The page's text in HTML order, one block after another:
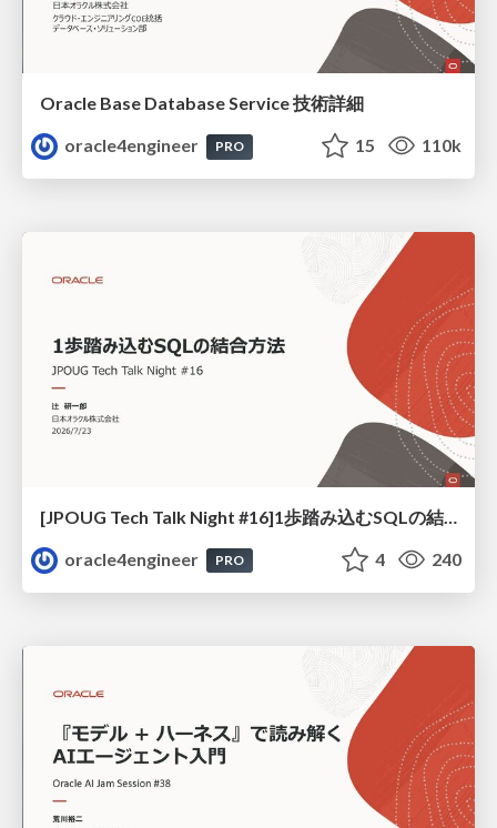
Oracle Base Database Service 技術詳細
oracle4engineer
PRO 15 110k
[JPOUG Tech Talk Night #16]1歩踏み込むSQLの結合方法
oracle4engineer
PRO 4 240